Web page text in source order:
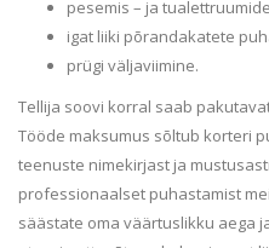
pesemis – ja
igat liiki põrandakatete
prügi väljaviimine.
Tellija soovi korral saab
Tööde maksumus sõltub korteri
teenuste nimekirjast ja
professionaalset puhastamist
säästate oma väärtuslikku aega